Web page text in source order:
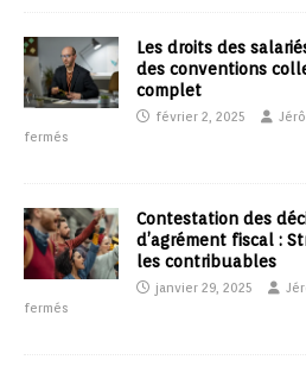
Les droits des
des conventions
complet
février 2, 2025
fermés
Contestation des
d’agrément fiscal :
les contribuables
janvier 29, 2025
fermés